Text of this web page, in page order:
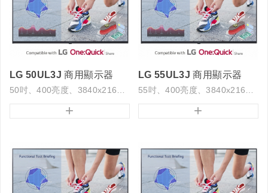
LG 50UL3J 商用顯示器
+
LG 55UL3J 商用顯示器
+